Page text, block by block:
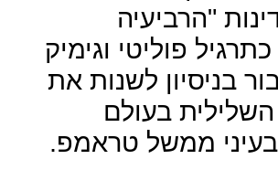
"הרביעיה
פוליטי וגימיק
בניסיון לשנות את
בעולם
בעיני ממשל טראמפ.